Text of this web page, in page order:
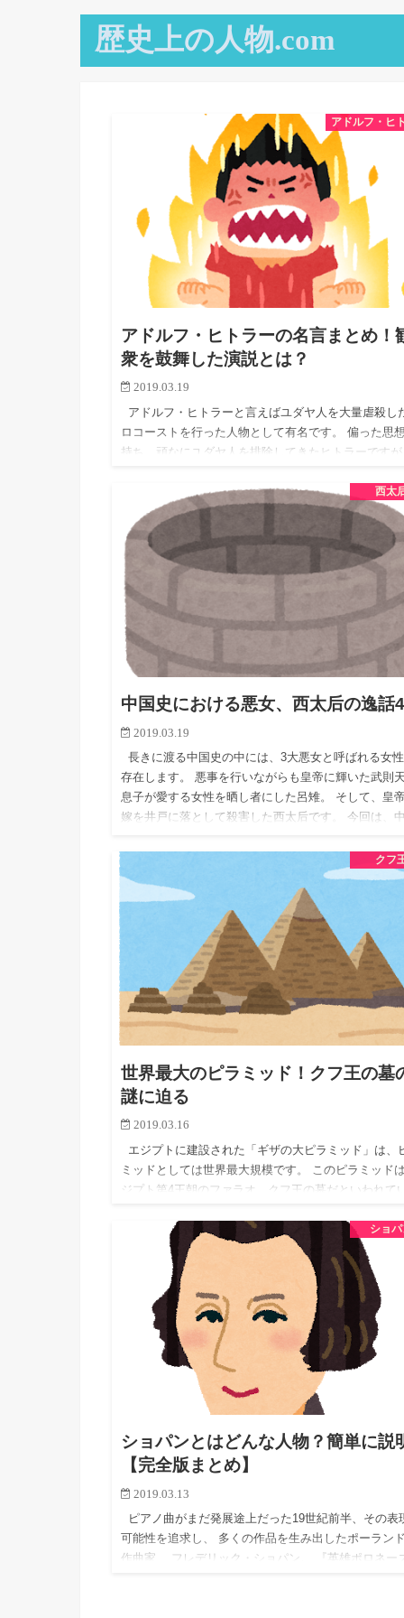
歴史上の人物.com
アドルフ・ヒ
アドルフ・ヒトラーの名言まとめ！
衆を鼓舞した演説とは？
2019.03.19
アドルフ・ヒトラーと言えばユダヤ人を大量虐殺し
ロコーストを行った人物として有名です。 偏った思
持ち、頑なにユダヤ人を排除してきたヒトラーですが
西太
中国史における悪女、西太后の逸話
2019.03.19
長きに渡る中国史の中には、3大悪女と呼ばれる女
存在します。 悪事を行いながらも皇帝に輝いた武則天
息子が愛する女性を晒し者にした呂雉。 そして、皇
嫁を井戸に落として殺害した西太后です。 今回は、中
クフ
世界最大のピラミッド！クフ王の墓
謎に迫る
2019.03.16
エジプトに建設された「ギザの大ピラミッド」は、
ミッドとしては世界最大規模です。 このピラミッド
ジプト第4王朝のファラオ、クフ王の墓だといわれて
ショパ
ショパンとはどんな人物？簡単に説
【完全版まとめ】
2019.03.13
ピアノ曲がまだ発展途上だった19世紀前半、その表
可能性を追求し、 多くの作品を生み出したポーラン
作曲家、 フレデリック・ショパン。 『英雄ポロネー